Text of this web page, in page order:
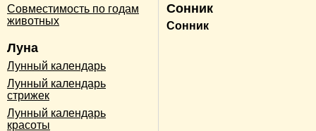
Совместимость по годам
животных
Луна
Лунный календарь
Лунный календарь
стрижек
Лунный календарь
красоты
Сонник
Сонник